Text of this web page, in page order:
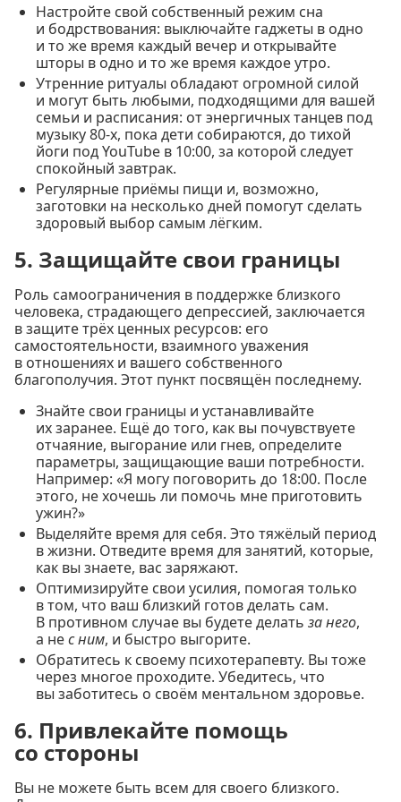
Настройте свой собственный режим сна
и бодрствования: выключайте гаджеты в одно
и то же время каждый вечер и открывайте
шторы в одно и то же время каждое утро.
Утренние ритуалы обладают огромной силой
и могут быть любыми, подходящими для вашей
семьи и расписания: от энергичных танцев под
музыку 80-х, пока дети собираются, до тихой
йоги под YouTube в 10:00, за которой следует
спокойный завтрак.
Регулярные приёмы пищи и, возможно,
заготовки на несколько дней помогут сделать
здоровый выбор самым лёгким.
5. Защищайте свои границы
Роль самоограничения в поддержке близкого
человека, страдающего депрессией, заключается
в защите трёх ценных ресурсов: его
самостоятельности, взаимного уважения
в отношениях и вашего собственного
благополучия. Этот пункт посвящён последнему.
Знайте свои границы и устанавливайте
их заранее. Ещё до того, как вы почувствуете
отчаяние, выгорание или гнев, определите
параметры, защищающие ваши потребности.
Например: «Я могу поговорить до 18:00. После
этого, не хочешь ли помочь мне приготовить
ужин?»
Выделяйте время для себя. Это тяжёлый период
в жизни. Отведите время для занятий, которые,
как вы знаете, вас заряжают.
Оптимизируйте свои усилия, помогая только
в том, что ваш близкий готов делать сам.
В противном случае вы будете делать за него,
а нес ним, и быстро выгорите.
Обратитесь к своему психотерапевту. Вы тоже
через многое проходите. Убедитесь, что
вы заботитесь о своём ментальном здоровье.
6. Привлекайте помощь
со стороны
Вы не можете быть всем для своего близкого.